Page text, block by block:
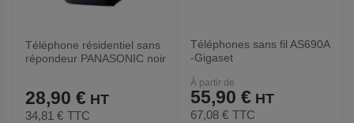
Téléphone résidentiel sans
répondeur PANASONIC noir
28,90 €
34,81 € TTC
Téléphones sans fil AS690A
-Gigaset
À partir de
55,90 €
67,08 € TTC